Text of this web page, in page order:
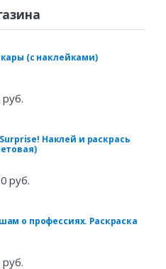
(с наклейками)
Наклей и раскрась
руб.
о профессиях. Раскраска